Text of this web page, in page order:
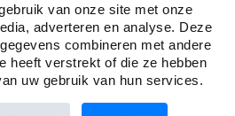
Bestellen
van onze site met onze
adverteren en analyse. Deze
combineren met andere
heeft verstrekt of die ze hebben
uw gebruik van hun services.